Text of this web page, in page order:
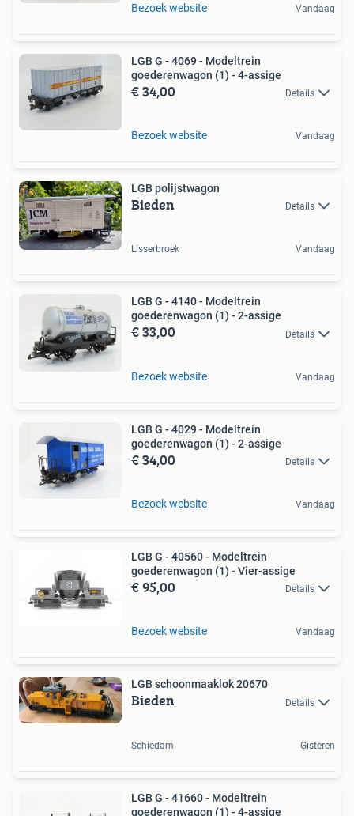
Bezoek website Vandaag
LGB G - 4069 - Modeltrein
goederenwagon (1) - 4-assige
€ 34,00 Details
Bezoek website Vandaag
LGB polijstwagon
Bieden Details
Lisserbroek Vandaag
LGB G - 4140 - Modeltrein
goederenwagon (1) - 2-assige
€ 33,00 Details
Bezoek website Vandaag
LGB G - 4029 - Modeltrein
goederenwagon (1) - 2-assige
€ 34,00 Details
Bezoek website Vandaag
LGB G - 40560 - Modeltrein
goederenwagon (1) - Vier-assige
€ 95,00 Details
Bezoek website Vandaag
LGB schoonmaaklok 20670
Bieden Details
Schiedam Gisteren
LGB G - 41660 - Modeltrein
goederenwagon (1) - 4-assige